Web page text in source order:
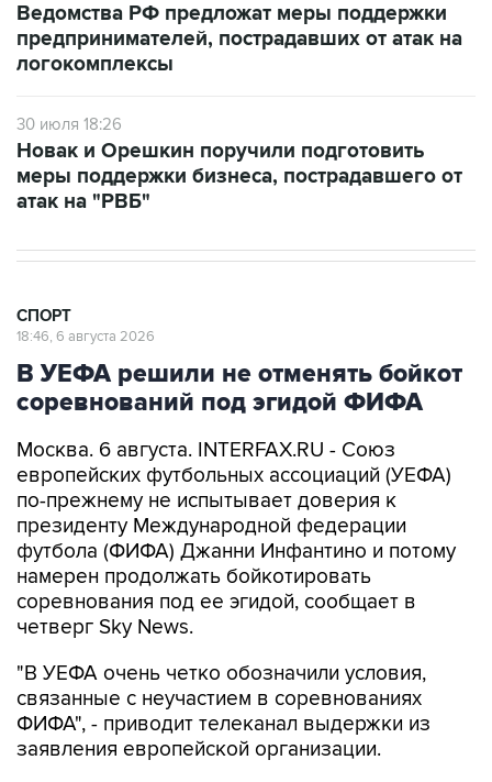
Ведомства РФ предложат меры поддержки
предпринимателей, пострадавших от атак на
логокомплексы
30 июля 18:26
Новак и Орешкин поручили подготовить
меры поддержки бизнеса, пострадавшего от
атак на "РВБ"
СПОРТ
18:46, 6 августа 2026
В УЕФА решили не отменять бойкот
соревнований под эгидой ФИФА
Москва. 6 августа. INTERFAX.RU - Союз
европейских футбольных ассоциаций (УЕФА)
по-прежнему не испытывает доверия к
президенту Международной федерации
футбола (ФИФА) Джанни Инфантино и потому
намерен продолжать бойкотировать
соревнования под ее эгидой, сообщает в
четверг Sky News.
"В УЕФА очень четко обозначили условия,
связанные с неучастием в соревнованиях
ФИФА", - приводит телеканал выдержки из
заявления европейской организации.